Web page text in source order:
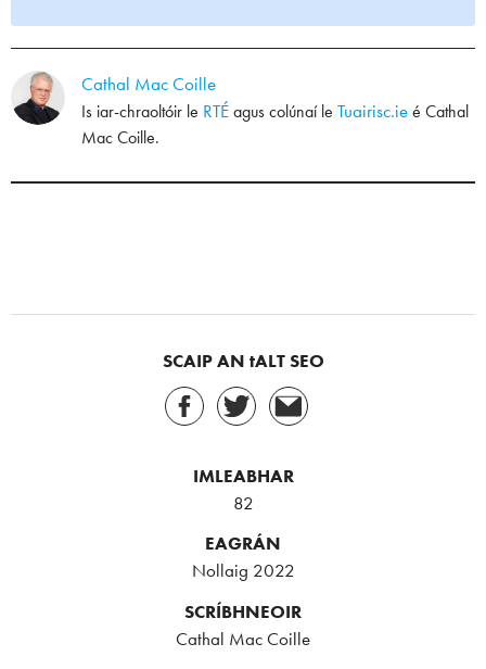
Cathal Mac Coille
Is iar-chraoltóir le RTÉagus colúnaí le Tuairisc.ieé Cathal
Mac Coille.
SCAIP AN tALT SEO
IMLEABHAR
82
EAGRÁN
Nollaig 2022
SCRÍBHNEOIR
Cathal Mac Coille